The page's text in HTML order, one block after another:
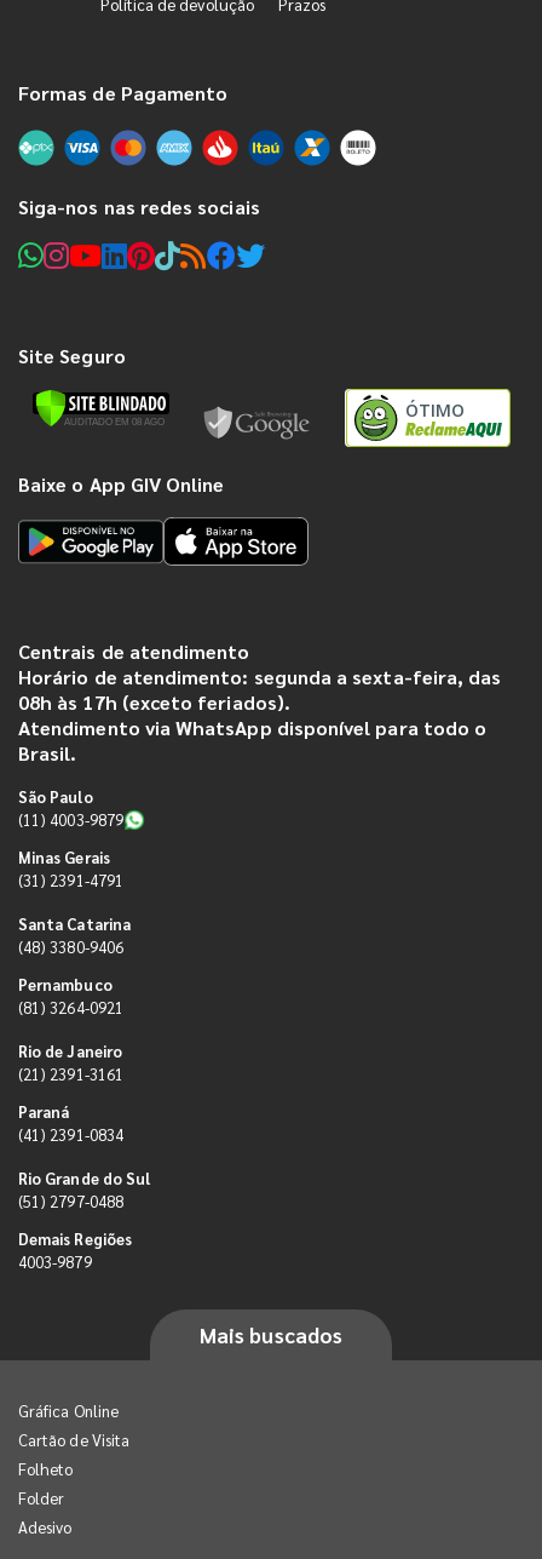
Política de devolução Prazos
Formas de Pagamento
Siga-nos nas redes sociais
Site Seguro
ÓTIMO
Baixe o App GIV Online
Centrais de atendimento
Horário de atendimento: segunda a sexta-feira, das
08h às 17h (exceto feriados).
Atendimento via WhatsApp disponível para todo o
Brasil.
São Paulo
(11) 4003-9879
Minas Gerais
(31) 2391-4791
Santa Catarina
(48) 3380-9406
Pernambuco
(81) 3264-0921
Rio de Janeiro
(21) 2391-3161
Paraná
(41) 2391-0834
Rio Grande do Sul
(51) 2797-0488
Demais Regiões
4003-9879
Mais buscados
Gráfica Online
Cartão de Visita
Folheto
Folder
Adesivo